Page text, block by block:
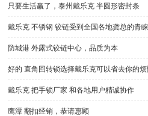
只要生活赢了，泰州戴乐克 半圆形密封条
戴乐克 不锈钢 铰链受到全国各地龚总的青睐
防城港 外露式铰链中心，品质为本
好的 直角回转锁选择戴乐克可以省去你的
戴乐克 把手锁厂家 和各地用户精诚协作
鹰潭 翻扣经销，恭请惠顾